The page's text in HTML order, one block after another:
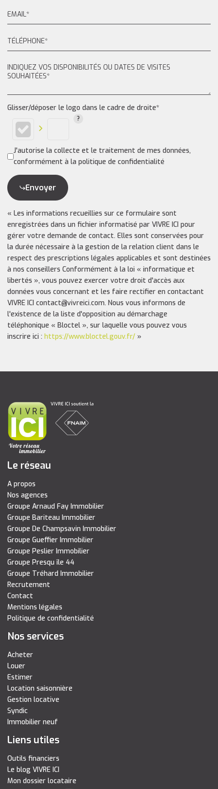
Glisser/déposer le logo dans le cadre de droite*
J'autorise la collecte et le traitement de mes données,
conformément à la politique de confidentialité
Envoyer
« Les informations recueillies sur ce formulaire sont
enregistrées dans un fichier informatisé par VIVRE ICI pour
gérer votre demande de contact. Elles sont conservées pour
la durée nécessaire à la gestion de la relation client dans le
respect des prescriptions légales applicables et sont destinées
à nos conseillers Conformément à la loi « informatique et
libertés », vous pouvez exercer votre droit d'accès aux
données vous concernant et les faire rectifier en contactant
VIVRE ICI contact@vivreici.com. Nous vous informons de
l'existence de la liste d'opposition au démarchage
téléphonique « Bloctel », sur laquelle vous pouvez vous
inscrire ici : https://www.bloctel.gouv.fr/ »
Le réseau
A propos
Nos agences
Groupe Arnaud Fay Immobilier
Groupe Bariteau Immobilier
Groupe De Champsavin Immobilier
Groupe Gueffier Immobilier
Groupe Peslier Immobilier
Groupe Presqu île 44
Groupe Tréhard Immobilier
Recrutement
Contact
Mentions légales
Politique de confidentialité
Nos services
Acheter
Louer
Estimer
Location saisonnière
Gestion locative
Syndic
Immobilier neuf
Liens utiles
Outils financiers
Le blog VIVRE ICI
Mon dossier locataire